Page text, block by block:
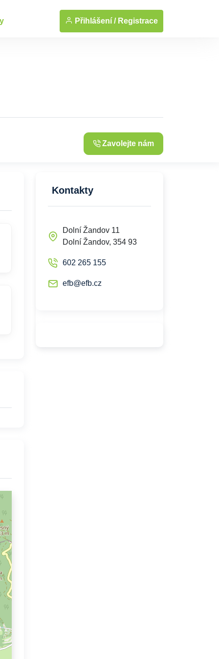
Přihlášení / Registrace
... Zobrazit fotografie
Zavolejte nám
Kontakty
Dolní Žandov 11
Dolní Žandov, 354 93
602 265 155
efb@efb.cz